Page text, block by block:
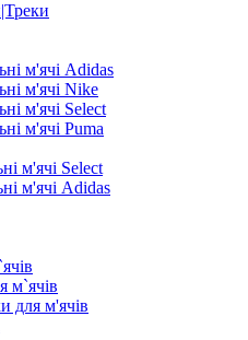
м'ячі Adidas
м'ячі Nike
м'ячі Select
м'ячі Puma
м'ячі Select
м'ячі Adidas
м`ячів
для м'ячів